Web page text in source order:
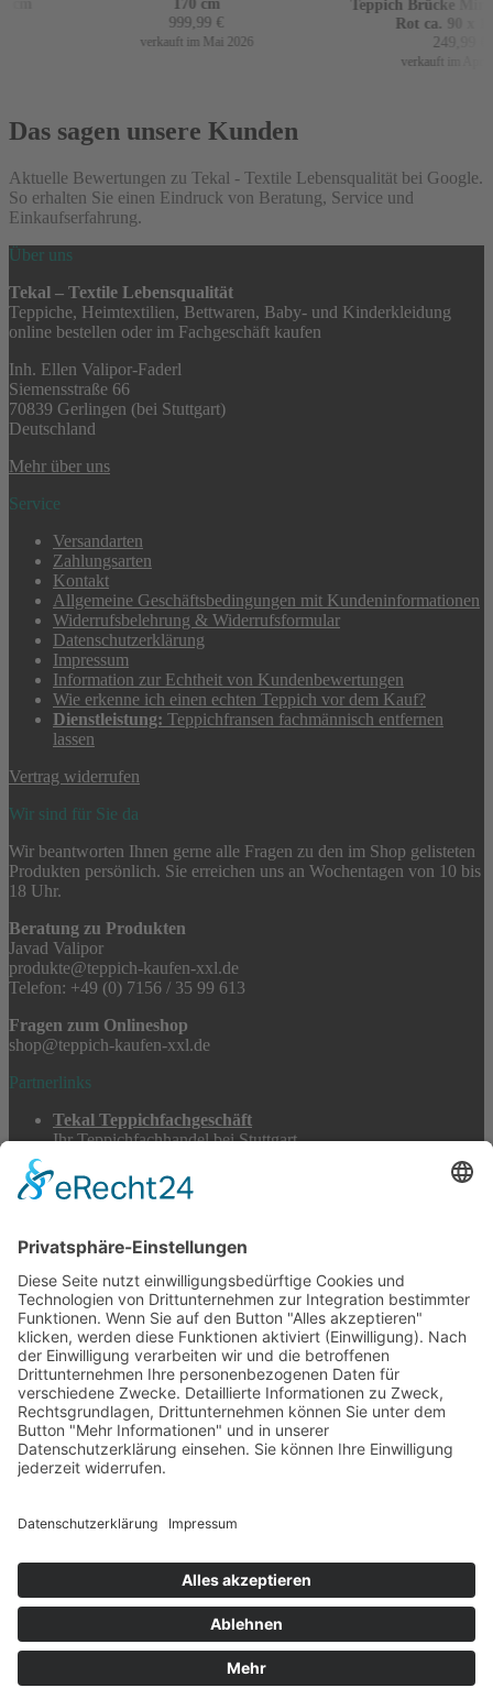
999,99€
verkauft im Mai 2026
Teppich Brücke Mir
Rot ca. 90 x
249,99
verkauft im April
Das sagen unsere Kunden
Aktuelle Bewertungen zu Tekal - Textile Lebensqualität bei Google.
So erhalten Sie einen Eindruck von Beratung, Service und
Einkaufserfahrung.
Über uns
Tekal – Textile Lebensqualität
Teppiche, Heimtextilien, Bettwaren, Baby- und Kinderkleidung
online bestellen oder im Fachgeschäft kaufen
Inh. Ellen Valipor-Faderl
Siemensstraße 66
70839 Gerlingen (bei Stuttgart)
Deutschland
Mehr über uns
Service
Versandarten
Zahlungsarten
Kontakt
Allgemeine Geschäftsbedingungen mit Kundeninformationen
Widerrufsbelehrung & Widerrufsformular
Datenschutzerklärung
Impressum
Information zur Echtheit von Kundenbewertungen
Wie erkenne ich einen echten Teppich vor dem Kauf?
Dienstleistung: Teppichfransen fachmännisch entfernen
lassen
Vertrag widerrufen
Wir sind für Sie da
Wir beantworten Ihnen gerne alle Fragen zu den im Shop gelisteten
Produkten persönlich. Sie erreichen uns an Wochentagen von 10 bis
18 Uhr.
Beratung zu Produkten
Javad Valipor
produkte@teppich-kaufen-xxl.de
Telefon: +49 (0) 7156 / 35 99 613
Fragen zum Onlineshop
shop@teppich-kaufen-xxl.de
Partnerlinks
Tekal Teppichfachgeschäft
Ihr Teppichfachhandel bei Stuttgart
Teppichwäsche & -reparatur
Stadtmühle Waldenbuch
Feuerwerk XXL
Pyrotechnik online bestellen
© 2017-2026 · Tekal – Textile Lebensqualität| Einzelstücke mit
Charakter – Exklusive moderne Teppiche und handverlesene
Orientteppiche
Alle Preise inkl. der gesetzlichen MwSt. · Die durchgestrichenen Preise
entsprechen, sofern nicht anders angegeben, den bisherigen Preisen in
unserem Shop.
Cookie-Einstellungen
Suchen nach:
Sie sehen:Teppich Gabbeh Beige ca. 70 x 140 cm 119€